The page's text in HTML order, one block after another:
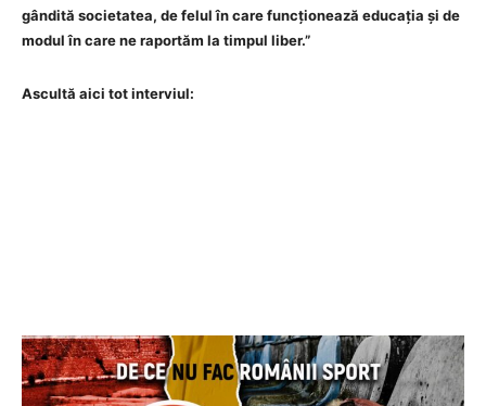
gândită societatea, de felul în care funcționează educația și de
modul în care ne raportăm la timpul liber.”
Ascultă aici tot interviul: